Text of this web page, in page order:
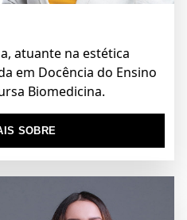
atuante na estética
em Docência do Ensino
Biomedicina.
SOBRE